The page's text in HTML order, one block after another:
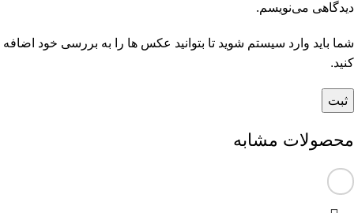
دیدگاهی می‌نویسم.
شما باید وارد سیستم شوید تا بتوانید عکس ها را به بررسی خود اضافه
کنید.
محصولات مشابه